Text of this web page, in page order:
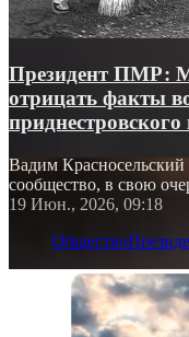
Президент ПМР:
отрицать факты
приднестровского
Вадим
сообщество, в свою
19 Июн., 2026, 09:18
Общество